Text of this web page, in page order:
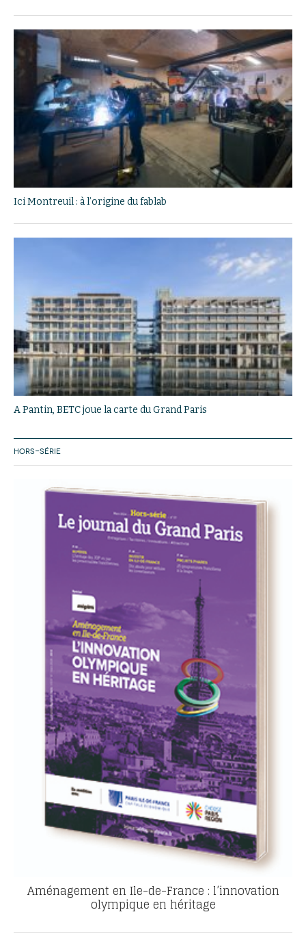
Ici Montreuil : à l’origine du fablab
A Pantin, BETC joue la carte du Grand Paris
HORS-SÉRIE
Aménagement en Ile-de-France : l’innovation
olympique en héritage